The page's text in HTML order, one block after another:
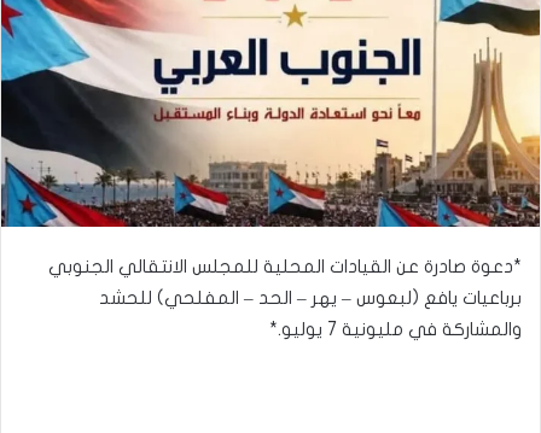
*دعوة صادرة عن القيادات المحلية للمجلس الانتقالي الجنوبي
برباعيات يافع (لبعوس – يهر – الحد – المفلحي) للحشد
والمشاركة في مليونية 7 يوليو.*